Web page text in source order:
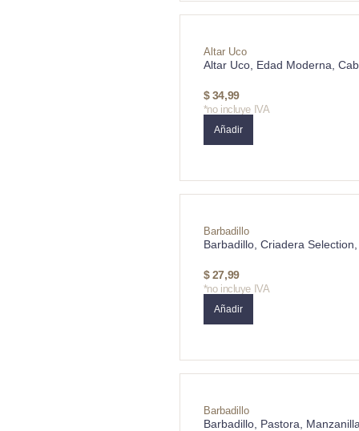
Altar Uco
Altar Uco, Edad Moderna,
$34,99
*no incluye IVA
Añadir
Barbadillo
Barbadillo, Criadera
$27,99
*no incluye IVA
Añadir
Barbadillo
Barbadillo, Pastora,